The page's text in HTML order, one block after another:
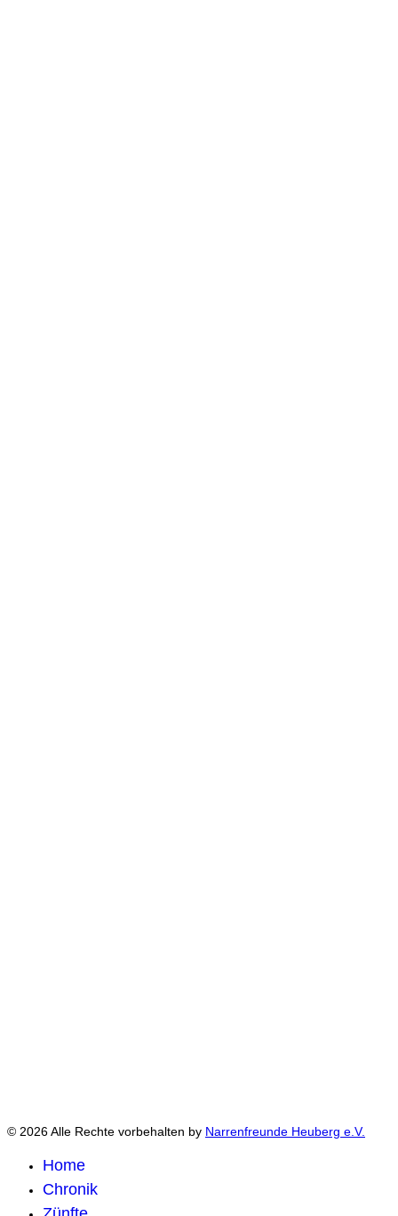
© 2026 Alle Rechte vorbehalten by Narrenfreunde Heuberg e.V.
Home
Chronik